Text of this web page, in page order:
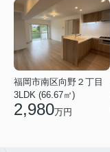
福岡市南区向野２丁目
3LDK (66.67㎡)
2,980万円